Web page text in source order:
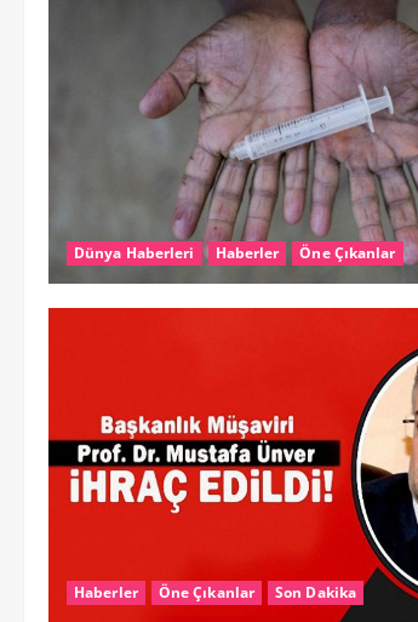
Dünya Haberleri Haberler Öne Çıkanlar
Haberler Öne Çıkanlar Son Dakika